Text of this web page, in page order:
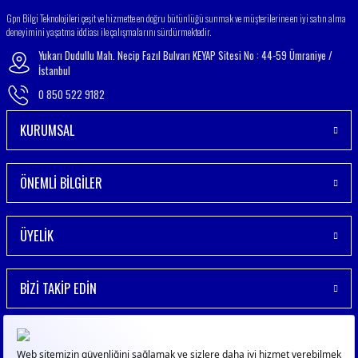
Gpn Bilgi Teknolojileri çeşit ve hizmette en doğru bütünlüğü sunmak ve müşterilerine en iyi satın alma
deneyimini yaşatma iddiası ile çalışmalarını sürdürmektedir.
Yukarı Dudullu Mah. Necip Fazıl Bulvarı KEYAP Sitesi No : 44-59 Ümraniye /
İstanbul
0 850 522 9182
KURUMSAL
ÖNEMLİ BİLGİLER
ÜYELİK
BİZİ TAKİP EDİN